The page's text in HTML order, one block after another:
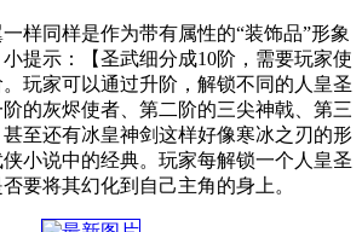
样同样是作为带有属性的“装饰品”形象
提示：【圣武细分成10阶，需要玩家使
玩家可以通过升阶，解锁不同的人皇圣
的灰烬使者、第二阶的三尖神戟、第三
至还有冰皇神剑这样好像寒冰之刃的形
小说中的经典。玩家每解锁一个人皇圣
要将其幻化到自己主角的身上。